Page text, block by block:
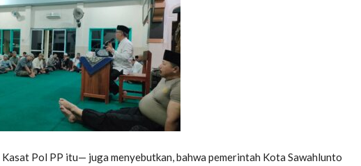
Pol PP itu— juga menyebutkan, bahwa pemerintah Kota Sawahlunto